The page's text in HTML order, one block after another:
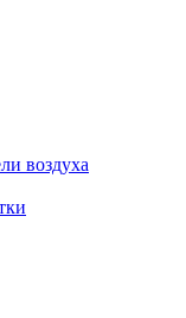
воздуха